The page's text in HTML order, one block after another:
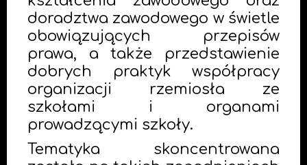
doradztwa zawodowego w świetle
obowiązujących przepisów
prawa, a także przedstawienie
dobrych praktyk współpracy
organizacji rzemiosła ze
szkołami i organami
prowadzącymi szkoły.
Tematyka skoncentrowana